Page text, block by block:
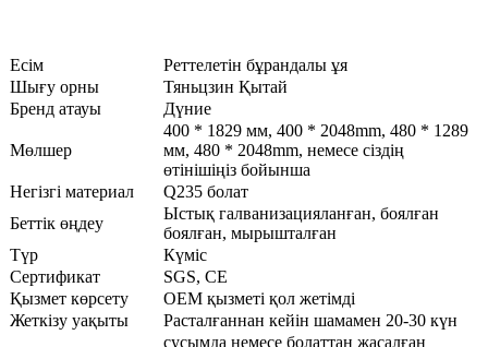
Есім
Реттелетін бұрандалы ұя
Шығу орны
Тяньцзин Қытай
Бренд атауы
Дүние
Мөлшер
400 * 1829 мм, 400 * 2048mm, 480 * 1289
мм, 480 * 2048mm, немесе сіздің
өтінішіңіз бойынша
Негізгі материал
Q235 болат
Беттік өңдеу
Ыстық галванизацияланған, боялған
боялған, мырышталған
Түр
Күміс
Сертификат
SGS, CE
Қызмет көрсету
OEM қызметі қол жетімді
Жеткізу уақыты
Расталғаннан кейін шамамен 20-30 күн
сусымда немесе болаттан жасалған